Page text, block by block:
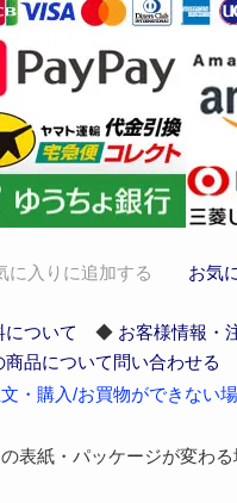
に入りに追加する お気
について ◆ お客様情報・
商品について問い合わせる
・購入/お買物ができない
表紙・パッケージが変わる